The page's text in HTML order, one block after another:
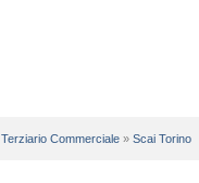
Terziario Commerciale » Scai Torino